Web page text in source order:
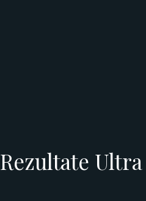
Rezultate